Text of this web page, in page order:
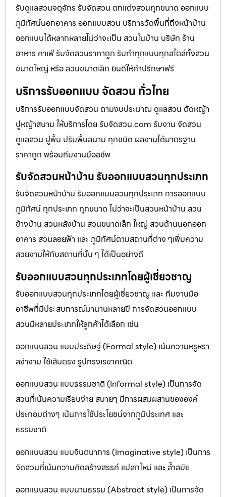
รับดูแลสวนจตุจักร รับจัดสวน ตกแต่งสวนทุกขนาด ออกแบบ
ภูมิทัศน์นอกอาคาร ออกแบบสวน บริการวัดพื้นที่ถึงหน้าบ้าน
ออกแบบได้หลากหลายไม่ว่าจะเป็น สวนในบ้าน บริษัท ร้าน
อาหาร คาเฟ่ รับจัดสวนราคาถูก รับทำทุกแบบทุกสไตล์ทั้งสวน
ขนาดใหญ่ หรือ สวนขนาดเล็ก ยินดีให้คำปรึกษาฟรี
บริการรับออกแบบ จัดสวน ทั่วไทย
บริการรับออกแบบจัดสวน ตามงบประมาณ ดูเเลสวน ตัดหญ้า
ปูหญ้าสนาม ให้บริการโดย รับจัดสวน.com รับงาน จัดสวน
ดูแลสวน ปูพื้น ปรับพื้นสนาม ทุกชนิด ผลงานได้มาตรฐาน
ราคาถูก พร้อมทีมงานมืออชีพ
รับจัดสวนหน้าบ้าน รับออกแบบสวนทุกประเภท
รับจัดสวนหน้าบ้าน รับออกแบบสวนทุกประเภท การออกแบบ
ภูมิทัศน์ ทุกประเภท ทุกขนาด ไม่ว่าจะเป็นสวนหน้าบ้าน สวน
ข้างบ้าน สวนหลังบ้าน สวนขนาดเล็ก ใหญ่ สวนด้านนอกออก
อาคาร สวนลอยฟ้า และ ภูมิทัศน์ตามสถานที่ต่าง ๆเพิ่มความ
สวยงามให้กับสถานที่นั้น ๆ ได้เป็นอย่างดี
รับออกแบบสวนทุกประเภทโดยผู้เชี่ยวชาญ
รับออกแบบสวนทุกประเภทโดยผู้เชี่ยวชาญ และ ทีมงานมือ
อาชีพที่มีประสบการณ์มานานหลายปี การจัดสวนออกแบบ
สวนมีหลายประเภทให้ลูกค้าได้เลือก เช่น
ออกแบบสวน แบบประดิษฐ์ (Formal style) เน้นความหรูหรา
สง่างาม ใช้เส้นตรง รูปทรงเรขาคณิต
ออกแบบสวน แบบธรรมชาติ (Informal style) เป็นการจัด
สวนที่เน้นความเรียบง่าย สบายๆ มีการผสมผสานขององค์
ประกอบต่างๆ เน้นการใช้ประโยชน์จากภูมิประเทศ และ
ธรรมชาติ
ออกแบบสวน แบบจินตนาการ (Imaginative style) เป็นการ
จัดสวนที่เน้นความคิดสร้างสรรค์ แปลกใหม่ และ ล้ำสมัย
ออกแบบสวน แบบนามธรรม (Abstract style) เป็นการจัด